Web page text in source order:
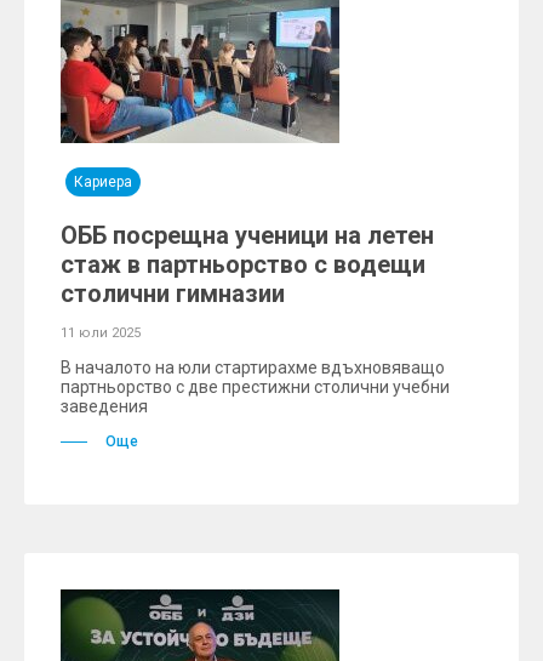
Кариера
ОББ посрещна ученици на летен
стаж в партньорство с водещи
столични гимназии
11 юли 2025
В началото на юли стартирахме вдъхновяващо
партньорство с две престижни столични учебни
заведения
Още